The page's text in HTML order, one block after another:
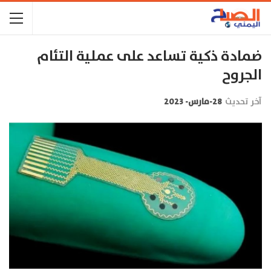
ضمادة ذكية تساعد على عملية التئام
الجروح
آخر تحديث 28-مارس- 2023